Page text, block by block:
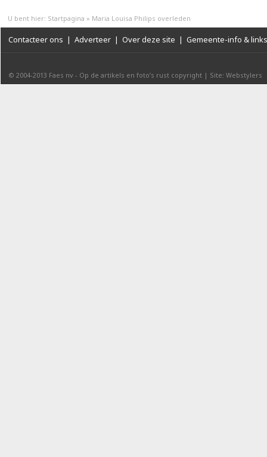
U bent hier: Startpagina » Maria Louisa Philips overleden
Contacteer ons | Adverteer | Over deze site | Gemeente-info & links
© 2004-2013 Faes nv - Op de artikels en foto’s rust copyright | Site: Webstylers